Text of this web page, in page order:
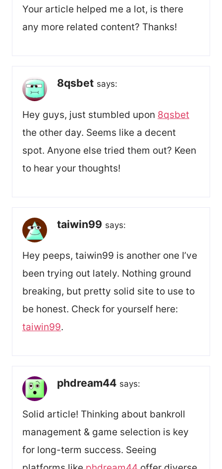
Your article helped me a lot, is there
any more related content? Thanks!
8qsbet says:
Hey guys, just stumbled upon 8qsbet
the other day. Seems like a decent
spot. Anyone else tried them out? Keen
to hear your thoughts!
taiwin99 says:
Hey peeps, taiwin99 is another one I’ve
been trying out lately. Nothing ground
breaking, but pretty solid site to use to
be honest. Check for yourself here:
taiwin99.
phdream44 says:
Solid article! Thinking about bankroll
management & game selection is key
for long-term success. Seeing